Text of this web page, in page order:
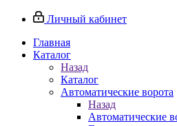
Личный кабинет
Главная
Каталог
Назад
Каталог
Автоматические ворота
Назад
Автоматические